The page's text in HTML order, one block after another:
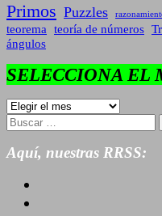
Primos Puzzles
teorema teoría de números
ángulos
SELECCIONA EL
SELECCIONA
EL
MES
Buscar:
Aquí, nuestras RRSS: